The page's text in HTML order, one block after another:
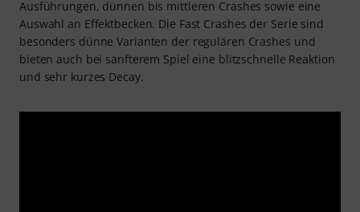
Ausführungen, dünnen bis mittleren Crashes sowie eine
Auswahl an Effektbecken. Die Fast Crashes der Serie sind
besonders dünne Varianten der regulären Crashes und
bieten auch bei sanfterem Spiel eine blitzschnelle Reaktion
und sehr kurzes Decay.